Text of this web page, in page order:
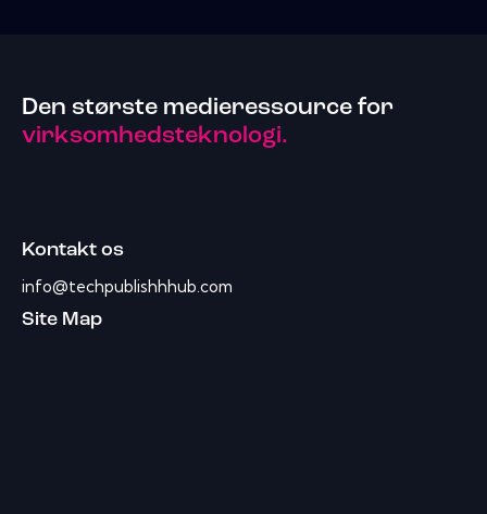
Den største medieressource for
virksomhedsteknologi.
Kontakt os
info@techpublishhhub.com
Site Map